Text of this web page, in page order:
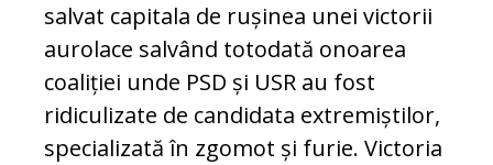
salvat capitala de rușinea unei victorii
aurolace salvând totodată onoarea
coaliției unde PSD și USR au fost
ridiculizate de candidata extremiștilor,
specializată în zgomot și furie. Victoria